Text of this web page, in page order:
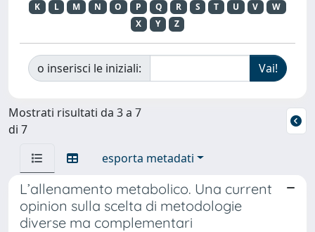
K
L M N O P Q R S T U V
W
X
Y Z
o inserisci le iniziali:
Mostrati risultati da 3 a 7
di 7
esporta metadati
L’allenamento metabolico. Una current
opinion sulla scelta di metodologie
diverse ma complementari